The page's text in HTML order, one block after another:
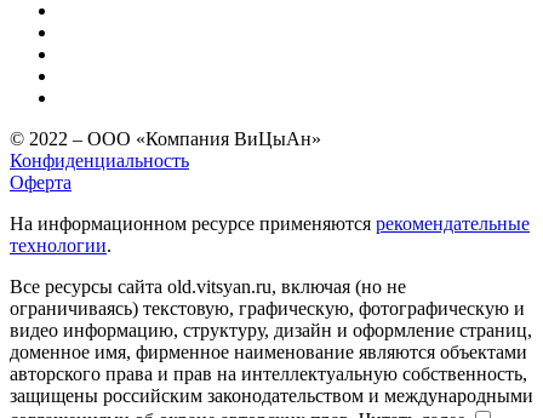
© 2022 – ООО «Компания ВиЦыАн»
Конфиденциальность
Оферта
На информационном ресурсе применяются рекомендательные
технологии.
Все ресурсы сайта old.vitsyan.ru, включая (но не
ограничиваясь) текстовую, графическую, фотографическую и
видео информацию, структуру, дизайн и оформление страниц,
доменное имя, фирменное наименование являются объектами
авторского права и прав на интеллектуальную собственность,
защищены российским законодательством и международными